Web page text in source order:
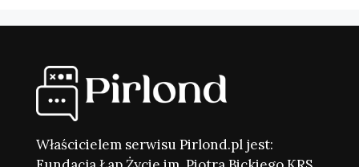
Właścicielem serwisu Pirlond.pl jest: